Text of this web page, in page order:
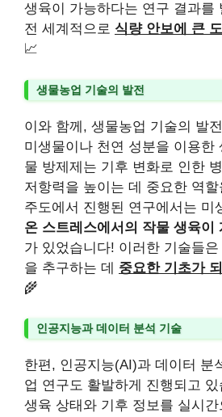
생육이 가능하다는 연구 결과를
전 세계적으로 식량 안보에 큰
📈
생물농업 기술의 발전
이와 함께, 생물농업 기술의 발
미생물이나 천연 성분을 이용한
물 방제제는 기후 변화로 인한
저항력을 높이는 데 중요한 역
주도에서 진행된 연구에서는 미
온 스트레스에서의 작물 생육이
가 있었습니다! 이러한 기술들
을 추구하는 데 중요한 기초가
🌾
인공지능과 데이터 분석 기술
한편, 인공지능(AI)과 데이터 분
업 연구도 활발하게 진행되고
생육 상태와 기후 정보를 실시간